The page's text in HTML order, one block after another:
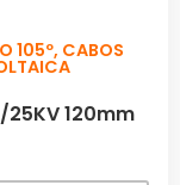
105º, CABOS
120mm